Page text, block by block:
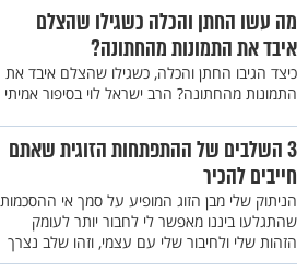
מה עשו החתן והכלה כשגילו שהצלם
איבד את התמונות מהחתונה?
כיצד הגיבו החתן והכלה, כשגילו שהצלם איבד את
התמונות מהחתונה? הרב ישראל לוי בסיפור אמיתי
3 השלבים של ההתפתחות הזוגית שאתם
חייבים להכיר
הניתוק שלי מבן הזוג המופיע על סמך אי ההסכמות
שהתגלעו ביננו מאפשר לי לחבור יותר לעומק
הזהות שלי ולחיבור שלי עם עצמי, וזהו שלב נצרך